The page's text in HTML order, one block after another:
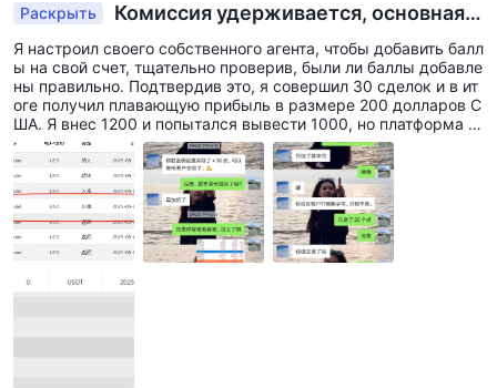
Раскрыть
Комиссия удерживается, основная с
умма не возвращается.
Я настроил своего собственного агента, чтобы добавить балл
ы на свой счет, тщательно проверив, были ли баллы добавле
ны правильно. Подтвердив это, я совершил 30 сделок и в ит
оге получил плавающую прибыль в размере 200 долларов С
ША. Я внес 1200 и попытался вывести 1000, но платформа от
казала. Они удержали 1070 долларов США, утверждая, что
я был переплачен. Изначально платформа обещала вернуть
мне основную сумму, но не сдержала свое обещание. Это а
бсолютно отвратительно. Если они не могут вернуть основну
ю сумму, то хотя бы надеюсь, что все откроют глаза и будут
держаться подальше от этой черной платформы!!! Номер сч
ета 88810775.